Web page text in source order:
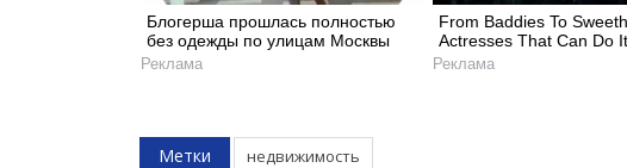
Блогерша прошлась полностью
без одежды по улицам Москвы
Реклама
From Baddies To
Actresses That Can Do
Реклама
Метки недвижимость